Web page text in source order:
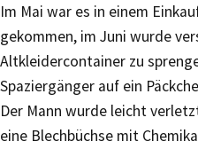
Im Mai war es in einem
gekommen, im Juni wurde
Altkleidercontainer zu
Spaziergänger auf ein
Der Mann wurde leicht
eine Blechbüchse mit